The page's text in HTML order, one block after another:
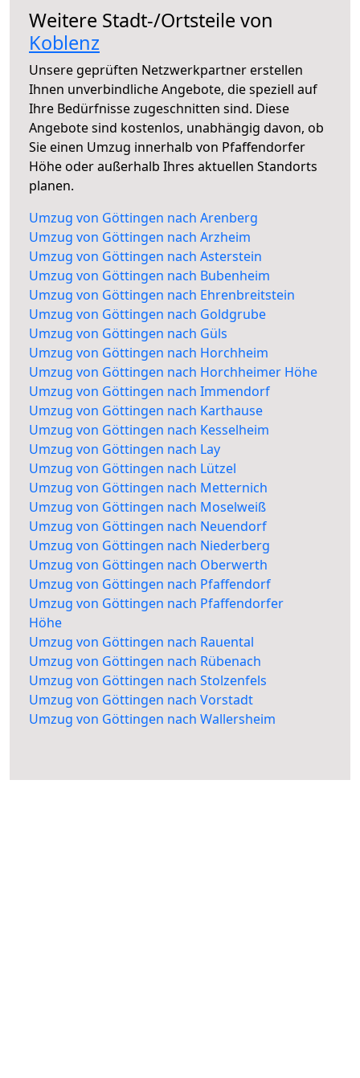
Weitere Stadt-/Ortsteile von
Koblenz
Unsere geprüften Netzwerkpartner erstellen
Ihnen unverbindliche Angebote, die speziell auf
Ihre Bedürfnisse zugeschnitten sind. Diese
Angebote sind kostenlos, unabhängig davon, ob
Sie einen Umzug innerhalb von Pfaffendorfer
Höhe oder außerhalb Ihres aktuellen Standorts
planen.
Umzug von Göttingen nach Arenberg
Umzug von Göttingen nach Arzheim
Umzug von Göttingen nach Asterstein
Umzug von Göttingen nach Bubenheim
Umzug von Göttingen nach Ehrenbreitstein
Umzug von Göttingen nach Goldgrube
Umzug von Göttingen nach Güls
Umzug von Göttingen nach Horchheim
Umzug von Göttingen nach Horchheimer Höhe
Umzug von Göttingen nach Immendorf
Umzug von Göttingen nach Karthause
Umzug von Göttingen nach Kesselheim
Umzug von Göttingen nach Lay
Umzug von Göttingen nach Lützel
Umzug von Göttingen nach Metternich
Umzug von Göttingen nach Moselweiß
Umzug von Göttingen nach Neuendorf
Umzug von Göttingen nach Niederberg
Umzug von Göttingen nach Oberwerth
Umzug von Göttingen nach Pfaffendorf
Umzug von Göttingen nach Pfaffendorfer
Höhe
Umzug von Göttingen nach Rauental
Umzug von Göttingen nach Rübenach
Umzug von Göttingen nach Stolzenfels
Umzug von Göttingen nach Vorstadt
Umzug von Göttingen nach Wallersheim